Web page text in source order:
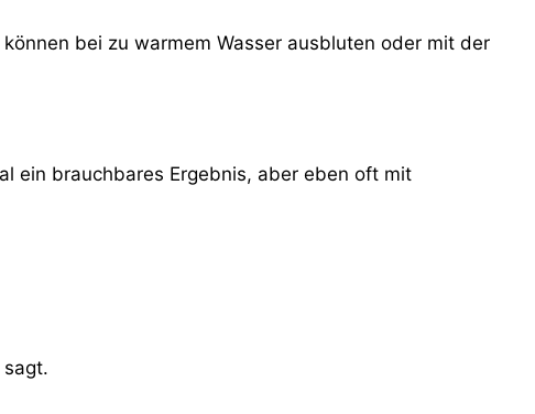
bei zu warmem Wasser ausbluten oder mit der
ein brauchbares Ergebnis, aber eben oft mit